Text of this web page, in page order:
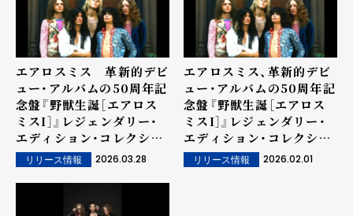
エアロスミス 革新的デビ
ュー・アルバムの50周年記
念盤『野獣生誕［エアロス
ミスI］』レジェンダリー・
エディション・コレクショ
ンが発売！
リリース情報 2026.03.28
エアロスミス、革新的デビ
ュー・アルバムの50周年記
念盤『野獣生誕［エアロス
ミスI］』レジェンダリー・
エディション・コレクショ
ンが 3月20日発売決定。
リリース情報 2026.02.01